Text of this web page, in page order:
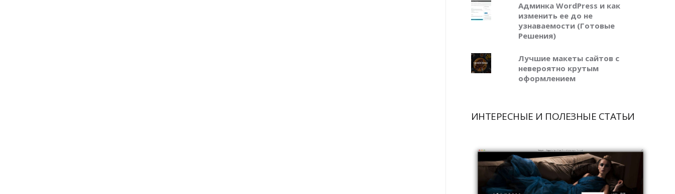
Админка WordPress и как
изменить ее до не
узнаваемости (Готовые
Решения)
Лучшие макеты сайтов с
невероятно крутым
оформлением
ИНТЕРЕСНЫЕ И ПОЛЕЗНЫЕ СТАТЬИ